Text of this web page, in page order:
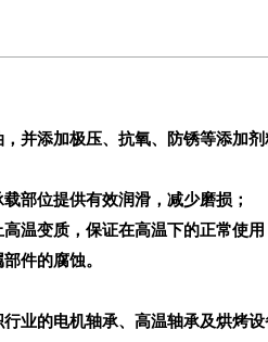
并添加极压、抗氧、防锈等添加剂
部位提供有效润滑，减少磨损；
温变质，保证在高温下的正常使用
件的腐蚀。
业的电机轴承、高温轴承及烘烤